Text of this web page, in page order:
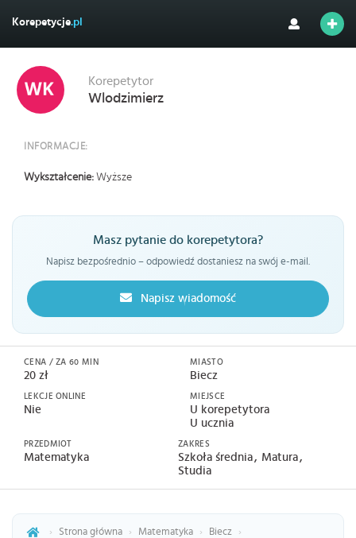
Korepetycje.pl
Korepetytor
Wlodzimierz
INFORMACJE:
Wykształcenie: Wyższe
Masz pytanie do korepetytora?
Napisz bezpośrednio – odpowiedź dostaniesz na swój e-mail.
Napisz wiadomość
CENA / ZA 60 MIN
20 zł
LEKCJE ONLINE
Nie
MIASTO
Biecz
MIEJSCE
U korepetytora
U ucznia
PRZEDMIOT
Matematyka
ZAKRES
Szkoła średnia Matura
Studia
› Strona główna › Matematyka › Biecz
›